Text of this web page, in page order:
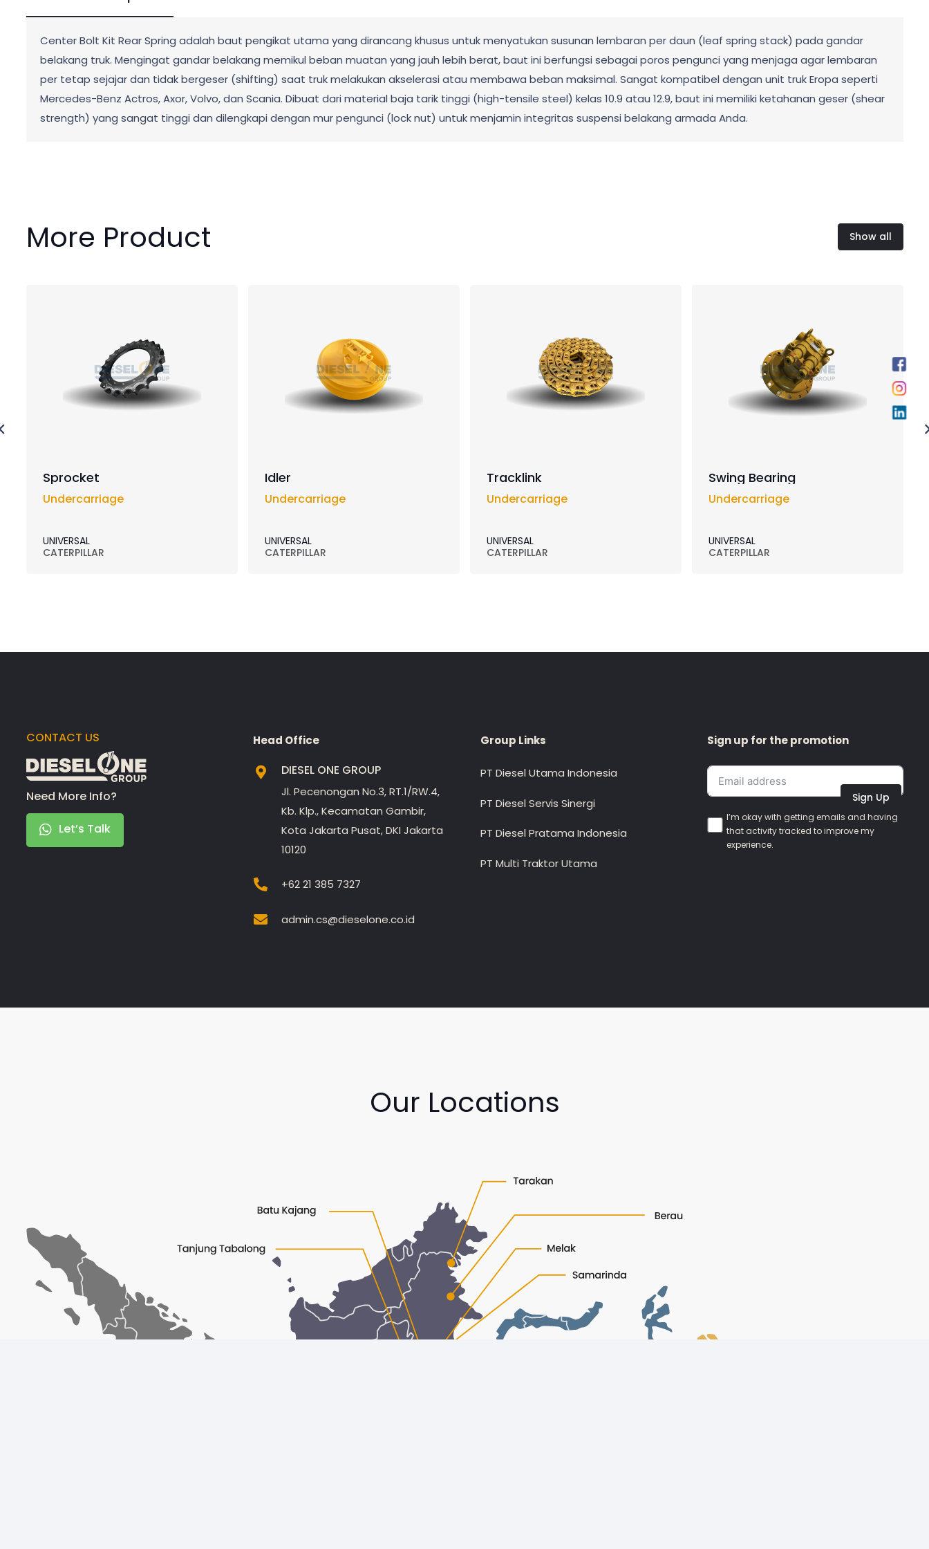
Center Bolt Kit Rear Spring adalah baut pengikat utama yang dirancang khusus untuk menyatukan susunan lembaran per daun (leaf spring stack) pada gandar
belakang truk. Mengingat gandar belakang memikul beban muatan yang jauh lebih berat, baut ini berfungsi sebagai poros pengunci yang menjaga agar lembaran
per tetap sejajar dan tidak bergeser (shifting) saat truk melakukan akselerasi atau membawa beban maksimal. Sangat kompatibel dengan unit truk Eropa seperti
Mercedes-Benz Actros, Axor, Volvo, dan Scania. Dibuat dari material baja tarik tinggi (high-tensile steel) kelas 10.9 atau 12.9, baut ini memiliki ketahanan geser (shear
strength) yang sangat tinggi dan dilengkapi dengan mur pengunci (lock nut) untuk menjamin integritas suspensi belakang armada Anda.
More Product Show all
Sprocket
Undercarriage
UNIVERSAL
CATERPILLAR
Idler
Undercarriage
UNIVERSAL
CATERPILLAR
Tracklink
Undercarriage
UNIVERSAL
CATERPILLAR
Swing Bearing
Undercarriage
UNIVERSAL
CATERPILLAR
CONTACT US
Need More Info?
Let’s Talk
Head Office
DIESEL ONE GROUP
Jl. Pecenongan No.3, RT.1/RW.4,
Kb. Klp., Kecamatan Gambir,
Kota Jakarta Pusat, DKI Jakarta
10120
+62 21 385 7327
admin.cs@dieselone.co.id
Group Links
PT Diesel Utama Indonesia
PT Diesel Servis Sinergi
PT Diesel Pratama Indonesia
PT Multi Traktor Utama
Sign up for the promotion
Sign Up
I’m okay with getting emails and having
that activity tracked to improve my
experience.
Our Locations